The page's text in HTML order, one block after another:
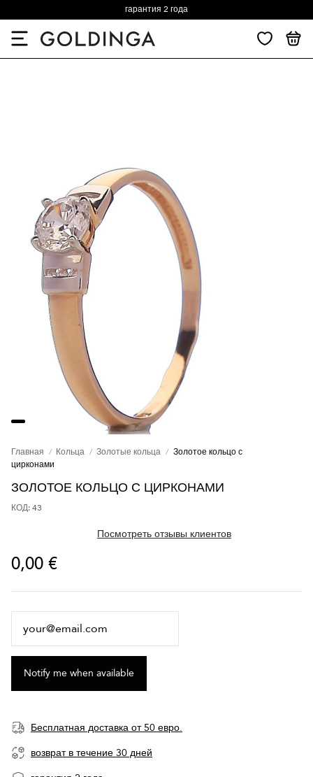
гарантия 2 года
Главная Кольца Золотые кольца
Золотое кольцо с
цирконами
ЗОЛОТОЕ КОЛЬЦО С ЦИРКОНАМИ
КОД: 43
Посмотреть отзывы клиентов
0,00 €
Бесплатная доставка от 50 евро.
возврат в течение 30 дней